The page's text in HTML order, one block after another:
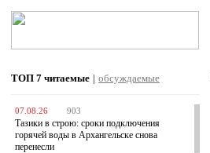
ТОП 7 читаемые | обсуждаемые
07.08.26 903
Тазики в строю: сроки подключения
горячей воды в Архангельске снова
перенесли